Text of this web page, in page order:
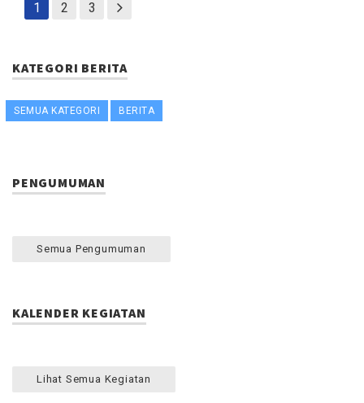
1 2 3
KATEGORI BERITA
SEMUA KATEGORI BERITA
PENGUMUMAN
Semua Pengumuman
KALENDER KEGIATAN
Lihat Semua Kegiatan